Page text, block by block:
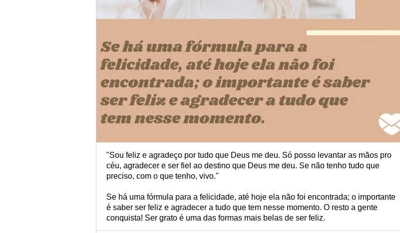
"Sou feliz e agradeço por tudo que Deus me deu. Só posso levantar as mãos pro
céu, agradecer e ser fiel ao destino que Deus me deu. Se não tenho tudo que
preciso, com o que tenho, vivo."
Se há uma fórmula para a felicidade, até hoje ela não foi encontrada; o importante
é saber ser feliz e agradecer a tudo que tem nesse momento. O resto a gente
conquista! Ser grato é uma das formas mais belas de ser feliz.